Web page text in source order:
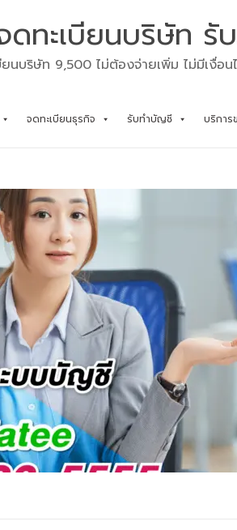
ดทะเบียนบริษัท
ยนบริษัท 9,500 ไม่ต้องจ่ายเพิ่ม ไม่มีเงื่
จดทะเบียนธุรกิจ รับทำบัญชี บริกา